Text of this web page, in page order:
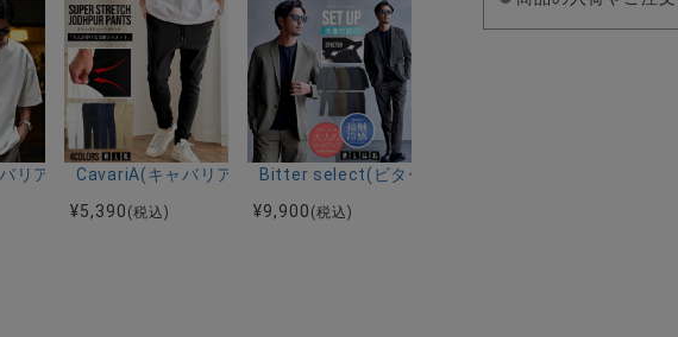
スーパーストレッチバンドカラー半袖シャツ＆イージーパンツ/全2色
リア)キーネック半袖Tシャツ/全4色
CavariA(キャバリア)ストレッチジョッパーパンツ/全4色
¥5,390 (税込)
Bitter select(ビターセレクト)接触冷感スーパース
¥9,900 (税込)